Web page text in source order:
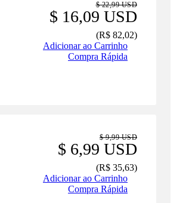
$ 22,99 USD
$ 16,09 USD
(R$ 82,02)
Adicionar ao Carrinho
Compra Rápida
$ 9,99 USD
$ 6,99 USD
(R$ 35,63)
Adicionar ao Carrinho
Compra Rápida